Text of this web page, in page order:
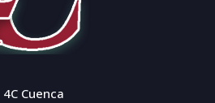
4C Cuenca